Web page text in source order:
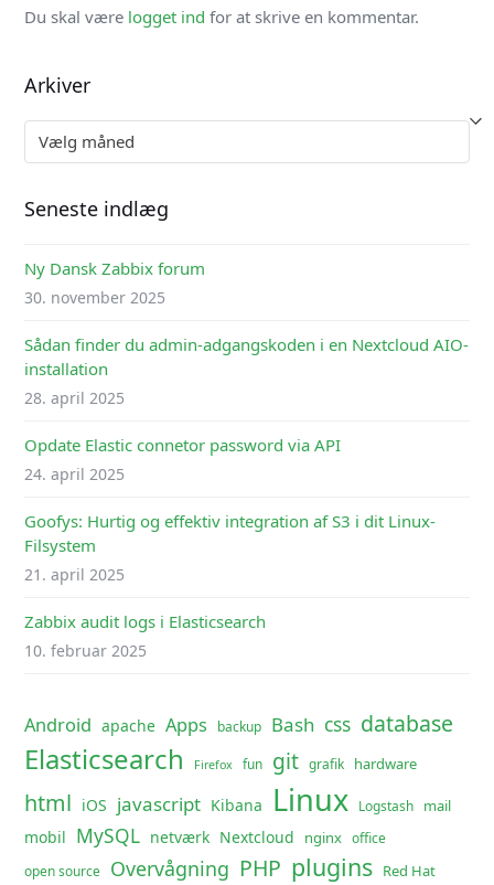
Du skal være logget ind for at skrive en kommentar.
Arkiver
Arkiver
Seneste indlæg
Ny Dansk Zabbix forum
30. november 2025
Sådan finder du admin-adgangskoden i en Nextcloud AIO-
installation
28. april 2025
Opdate Elastic connetor password via API
24. april 2025
Goofys: Hurtig og effektiv integration af S3 i dit Linux-
Filsystem
21. april 2025
Zabbix audit logs i Elasticsearch
10. februar 2025
Android apache Apps backup Bash css database
Elasticsearch Firefox fun git grafik hardware
html iOS javascript Kibana Linux Logstash mail
mobil MySQL netværk Nextcloud nginx office
open source Overvågning PHP plugins Red Hat